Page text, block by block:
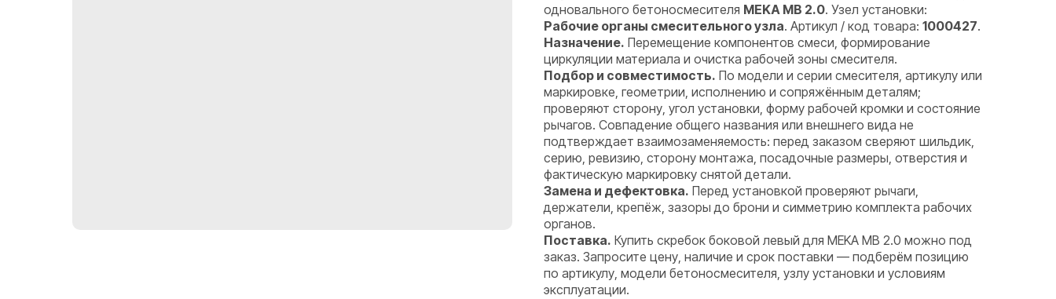
одновального бетоносмесителя MEKA MB 2.0. Узел установки:
Рабочие органы смесительного узла. Артикул / код товара: 1000427.
Назначение. Перемещение компонентов смеси, формирование
циркуляции материала и очистка рабочей зоны смесителя.
Подбор и совместимость. По модели и серии смесителя, артикулу или
маркировке, геометрии, исполнению и сопряжённым деталям;
проверяют сторону, угол установки, форму рабочей кромки и состояние
рычагов. Совпадение общего названия или внешнего вида не
подтверждает взаимозаменяемость: перед заказом сверяют шильдик,
серию, ревизию, сторону монтажа, посадочные размеры, отверстия и
фактическую маркировку снятой детали.
Замена и дефектовка. Перед установкой проверяют рычаги,
держатели, крепёж, зазоры до брони и симметрию комплекта рабочих
органов.
Поставка. Купить скребок боковой левый для MEKA MB 2.0 можно под
заказ. Запросите цену, наличие и срок поставки — подберём позицию
по артикулу, модели бетоносмесителя, узлу установки и условиям
эксплуатации.